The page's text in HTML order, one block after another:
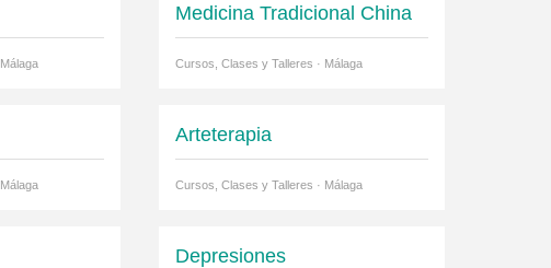
Medicina Tradicional China
Cursos, Clases y Talleres · Málaga
Arteterapia
Cursos, Clases y Talleres · Málaga
Depresiones